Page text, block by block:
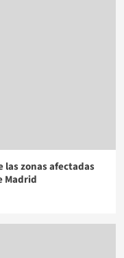
las zonas afectadas
Madrid